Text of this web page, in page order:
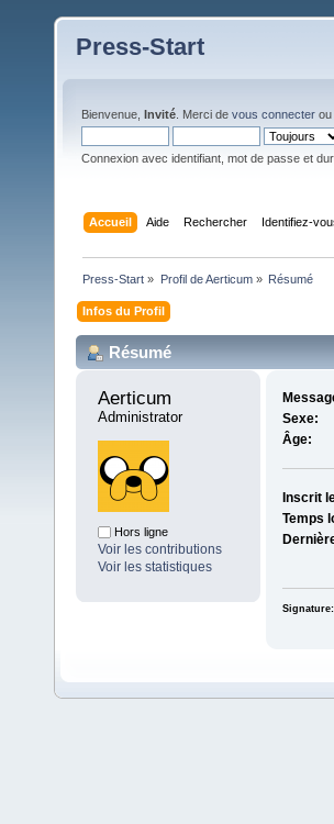
Press-Start
Bienvenue, Invité . Merci de vous connecter ou
Connexion avec identifiant, mot de passe et
Accueil Aide Rechercher Identifiez-
Press-Start » Profil de Aerticum» Résumé
Infos du Profil
Résumé
Aerticum
Administrator
Hors ligne
Voir les contributions
Voir les statistiques
Sexe:
Âge:
Inscrit
Temps
Signature: